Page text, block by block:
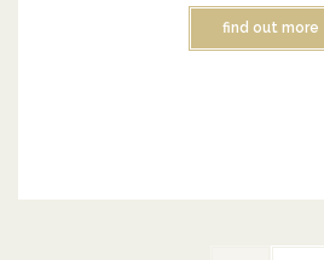
find out more